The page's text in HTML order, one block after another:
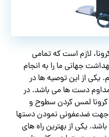
لازم است که تمامی
جهانی ما را به انجام
یکی از این توصیه ها در
دست ها می باشد. در
کرونا لمس کردن سطوح و
ضدعفونی نمودن دستها
یکی از بهترین راه های